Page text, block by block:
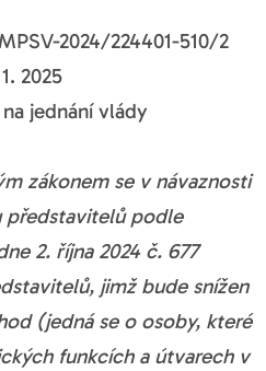
2024/224401-510/2
2025
jednání vlády
zákonem se v návaznosti
představitelů podle
2. října 2024 č. 677
jimž bude snížen
(jedná se o osoby, které
funkcích a útvarech v